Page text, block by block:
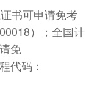
书可申请免考
）；全国计
免
代码：